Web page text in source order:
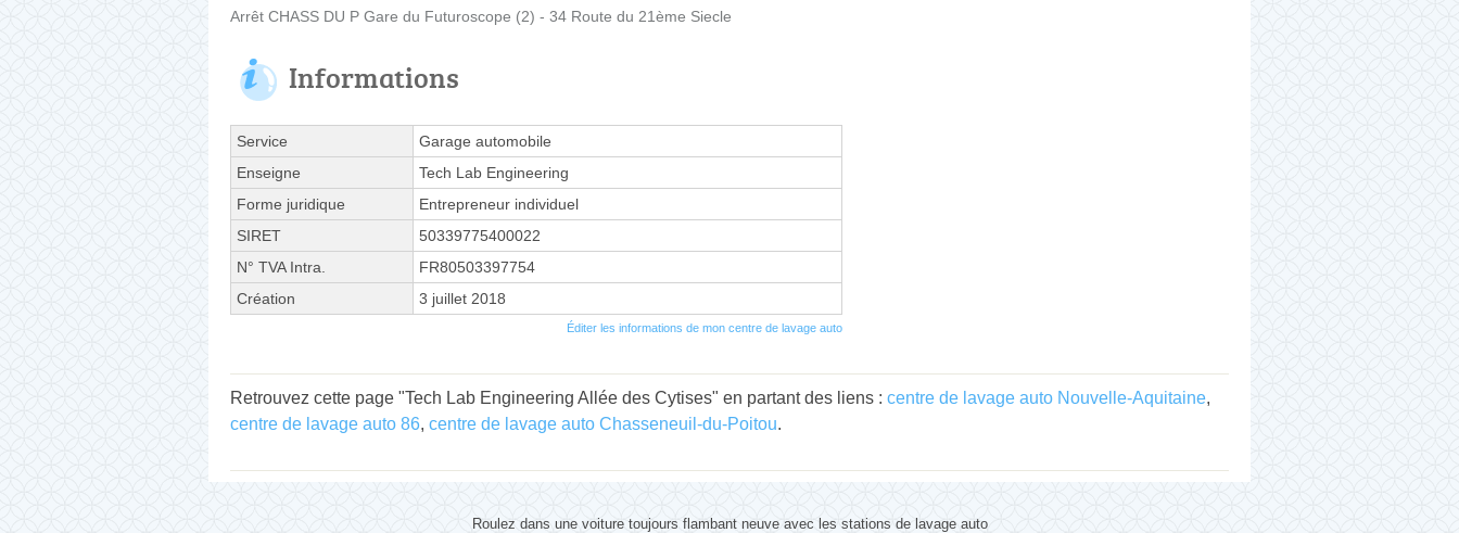
Arrêt CHASS DU P Gare du Futuroscope (2) - 34 Route du 21ème Siecle
Informations
Service
Garage automobile
Enseigne
Tech Lab Engineering
Forme juridique
Entrepreneur individuel
SIRET
50339775400022
N° TVA Intra.
FR80503397754
Création
3 juillet 2018
Éditer les informations de mon centre de lavage auto
Retrouvez cette page "Tech Lab Engineering Allée des Cytises" en partant des liens : centre de lavage auto Nouvelle-Aquitaine,
centre de lavage auto 86, centre de lavage auto Chasseneuil-du-Poitou.
Roulez dans une voiture toujours flambant neuve avec les stations de lavage auto